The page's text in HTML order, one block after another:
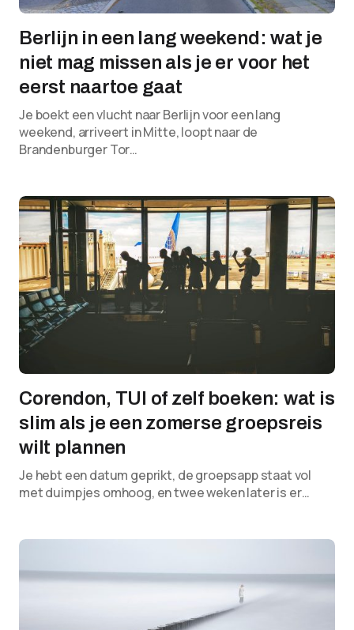
Berlijn in een lang weekend: wat je
niet mag missen als je er voor het
eerst naartoe gaat
Je boekt een vlucht naar Berlijn voor een lang
weekend, arriveert in Mitte, loopt naar de
Brandenburger Tor…
Corendon, TUI of zelf boeken: wat is
slim als je een zomerse groepsreis
wilt plannen
Je hebt een datum geprikt, de groepsapp staat vol
met duimpjes omhoog, en twee weken later is er…